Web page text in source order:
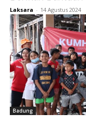
Laksara - 14 Agustus 2024
Badung